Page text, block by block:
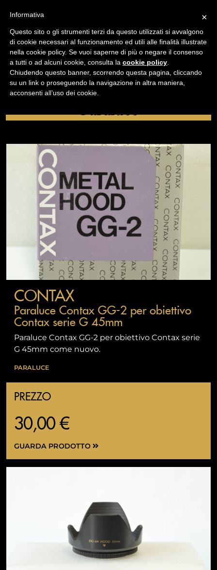
/ USATO PARALUCE
NAVIGAZIONE
CONTAX
Paraluce Contax GG-2 per obiettivo
Contax serie G 45mm
Paraluce Contax GG-2 per obiettivo Contax serie
G 45mm come nuovo.
PARALUCE
PREZZO
30,00 €
GUARDA PRODOTTO
×
Informativa
Questo sito o gli strumenti terzi da questo utilizzati si avvalgono
di cookie necessari al funzionamento ed utili alle finalità illustrate
nella cookie policy. Se vuoi saperne di più o negare il consenso
a tutti o ad alcuni cookie, consulta la cookie policy
Chiudendo questo banner, scorrendo questa pagina, cliccando
su un link o proseguendo la navigazione in altra maniera,
acconsenti all’uso dei cookie.